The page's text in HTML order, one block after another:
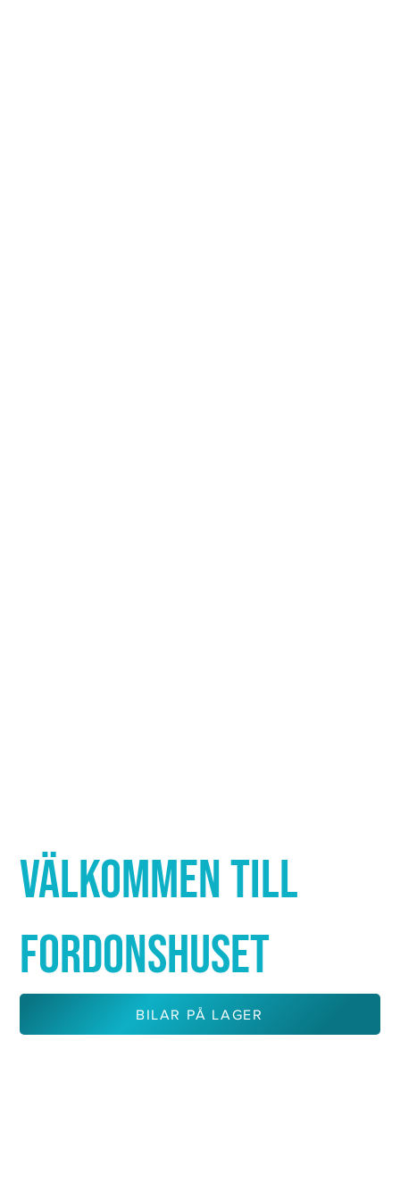
VÄLKOMMEN TILL
FORDONSHUSET
BILAR PÅ LAGER